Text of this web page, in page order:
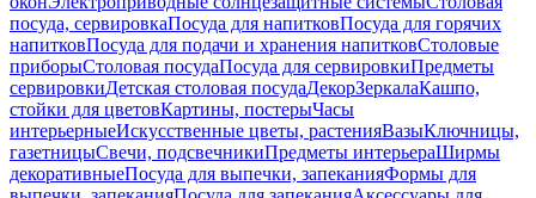
посуда, сервировкаПосуда для напитковПосуда для горячих
напитковПосуда для подачи и хранения напитковСтоловые
приборыСтоловая посудаПосуда для сервировкиПредметы
сервировкиДетская столовая посудаДекорЗеркалаКашпо,
стойки для цветовКартины, постерыЧасы
интерьерныеИскусственные цветы, растенияВазыКлючницы,
газетницыСвечи, подсвечникиПредметы интерьераШирмы
декоративныеПосуда для выпечки, запеканияФормы для